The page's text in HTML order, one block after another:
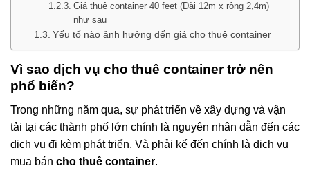
Giá thuê container 40 feet (Dài 12m x rộng 2,4m)
như sau
Yếu tố nào ảnh hưởng đến giá cho thuê container
Vì sao dịch vụ cho thuê container trở nên
phổ biến?
Trong những năm qua, sự phát triển về xây dựng và vận
tải tại các thành phố lớn chính là nguyên nhân dẫn đến các
dịch vụ đi kèm phát triển. Và phải kể đến chính là dịch vụ
mua bán cho thuê container.